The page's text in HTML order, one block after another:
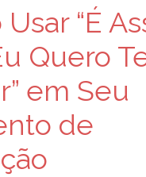
“É
Quero
em Seu
de